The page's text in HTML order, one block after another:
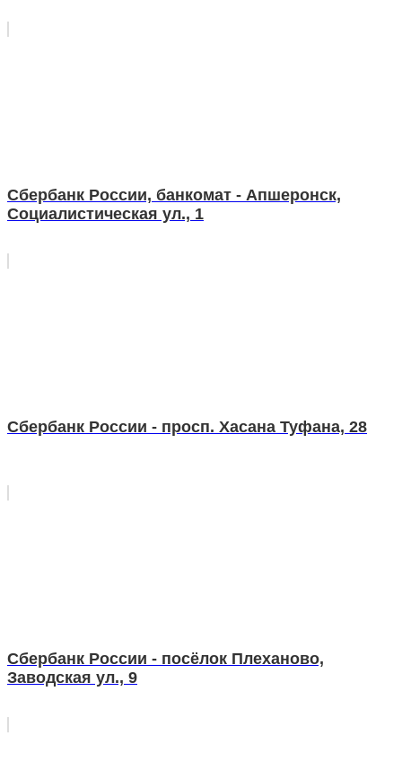
Сбербанк России, банкомат - Апшеронск,
Социалистическая ул., 1
Сбербанк России - просп. Хасана Туфана, 28
Сбербанк России - посёлок Плеханово,
Заводская ул., 9